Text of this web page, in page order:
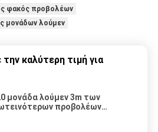
φακός προβολέων
μονάδων λούμεν
καλύτερη τιμή για
μονάδα λούμεν 3m των
προβολέων